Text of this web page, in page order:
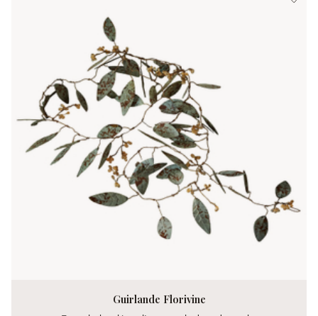
Guirlande Florivine